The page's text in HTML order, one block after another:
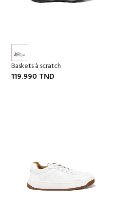
Baskets à scratch
119.990 TND